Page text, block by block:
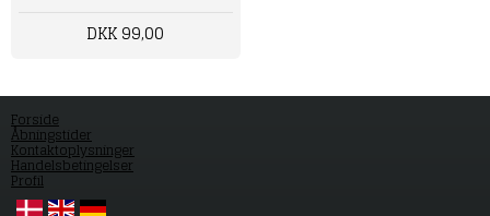
DKK 99,00
Forside
Åbningstider
Kontaktoplysninger
Handelsbetingelser
Profil